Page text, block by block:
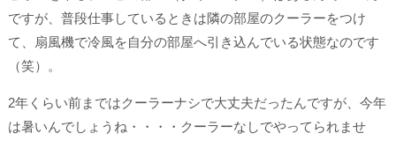
ですが、普段仕事しているときは隣の部屋のクーラーをつけ
て、扇風機で冷風を自分の部屋へ引き込んでいる状態なのです
（笑）。
2年くらい前まではクーラーナシで大丈夫だったんですが、今年
は暑いんでしょうね・・・・クーラーなしでやってられませ